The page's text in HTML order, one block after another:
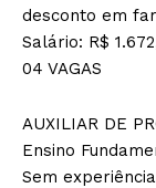
desconto em
Salário: R$
04 VAGAS
AUXILIAR DE
Ensino
Sem experiência